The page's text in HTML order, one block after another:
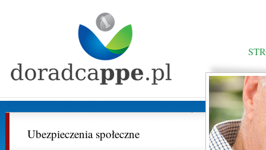
Ubezpieczenia społeczne